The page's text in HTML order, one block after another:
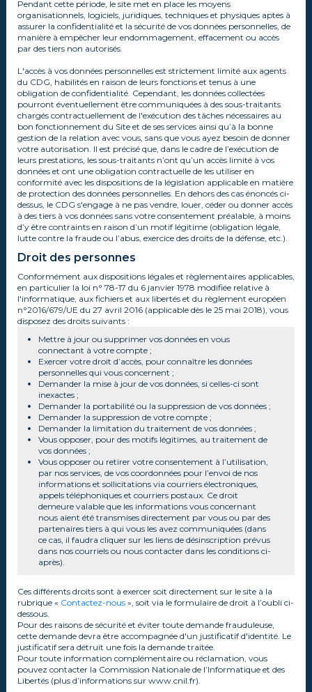
Pendant cette période, le site met en place les moyens
organisationnels, logiciels, juridiques, techniques et physiques aptes à
assurer la confidentialité et la sécurité de vos données personnelles, de
manière à empêcher leur endommagement, effacement ou accès
par des tiers non autorisés.
L'accès à vos données personnelles est strictement limité aux agents
du CDG, habilités en raison de leurs fonctions et tenus à une
obligation de confidentialité. Cependant, les données collectées
pourront éventuellement être communiquées à des sous-traitants
chargés contractuellement de l'exécution des tâches nécessaires au
bon fonctionnement du Site et de ses services ainsi qu’à la bonne
gestion de la relation avec vous, sans que vous ayez besoin de donner
votre autorisation. Il est précisé que, dans le cadre de l’exécution de
leurs prestations, les sous-traitants n’ont qu’un accès limité à vos
données et ont une obligation contractuelle de les utiliser en
conformité avec les dispositions de la législation applicable en matière
de protection des données personnelles. En dehors des cas énoncés ci-
dessus, le CDG s'engage à ne pas vendre, louer, céder ou donner accès
à des tiers à vos données sans votre consentement préalable, à moins
d’y être contraints en raison d’un motif légitime (obligation légale,
lutte contre la fraude ou l’abus, exercice des droits de la défense, etc.).
Droit des personnes
Conformément aux dispositions légales et règlementaires applicables,
en particulier la loi n° 78-17 du 6 janvier 1978 modifiée relative à
l'informatique, aux fichiers et aux libertés et du règlement européen
n°2016/679/UE du 27 avril 2016 (applicable dès le 25 mai 2018), vous
disposez des droits suivants :
Mettre à jour ou supprimer vos données en vous
connectant à votre compte ;
Exercer votre droit d’accès, pour connaître les données
personnelles qui vous concernent ;
Demander la mise à jour de vos données, si celles-ci sont
inexactes ;
Demander la portabilité ou la suppression de vos données ;
Demander la suppression de votre compte ;
Demander la limitation du traitement de vos données ;
Vous opposer, pour des motifs légitimes, au traitement de
vos données ;
Vous opposer ou retirer votre consentement à l’utilisation,
par nos services, de vos coordonnées pour l’envoi de nos
informations et sollicitations via courriers électroniques,
appels téléphoniques et courriers postaux. Ce droit
demeure valable que les informations vous concernant
nous aient été transmises directement par vous ou par des
partenaires tiers à qui vous les avez communiquées (dans
ce cas, il faudra cliquer sur les liens de désinscription prévus
dans nos courriels ou nous contacter dans les conditions ci-
après).
Ces différents droits sont à exercer soit directement sur le site à la
rubrique « Contactez-nous», soit via le formulaire de droit à l’oubli ci-
dessous.
Pour des raisons de sécurité et éviter toute demande frauduleuse,
cette demande devra être accompagnée d'un justificatif d'identité. Le
justificatif sera détruit une fois la demande traitée.
Pour toute information complémentaire ou réclamation, vous
pouvez contacter la Commission Nationale de l’Informatique et des
Libertés (plus d’informations sur www.cnil.fr).